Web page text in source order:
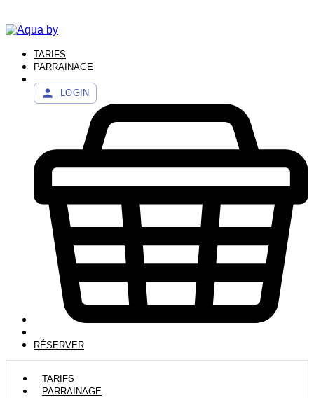
TARIFS
PARRAINAGE
LOGIN
RÉSERVER
TARIFS
PARRAINAGE